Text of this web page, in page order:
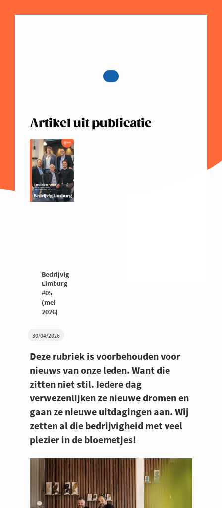
30/04/2026
Deze rubriek is voorbehouden voor
nieuws van onze leden. Want die
zitten niet stil. Iedere dag
verwezenlijken ze nieuwe dromen en
gaan ze nieuwe uitdagingen aan. Wij
zetten al die bedrijvigheid met veel
plezier in de bloemetjes!
Artikel uit publicatie
Bedrijvig
Limburg
#05
(mei
2026)